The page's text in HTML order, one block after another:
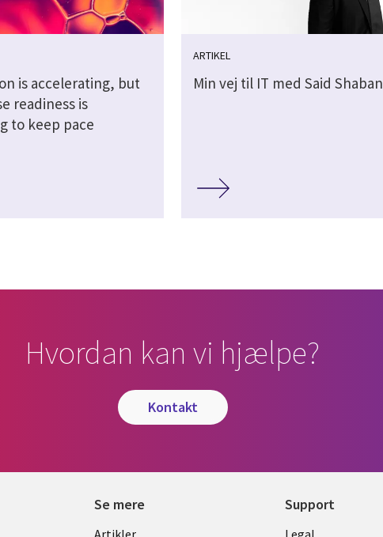
is accelerating, but
readiness is
to keep pace
ARTIKEL
Min vej til IT med Said Shaban
Hvordan kan vi hjælpe?
kontakt
Se mere Support